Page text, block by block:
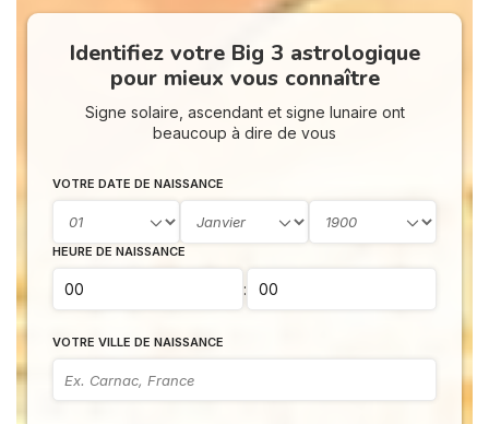
Identifiez votre Big 3 astrologique
pour mieux vous connaître
Signe solaire, ascendant et signe lunaire ont
beaucoup à dire de vous
VOTRE DATE DE NAISSANCE
HEURE DE NAISSANCE
:
VOTRE VILLE DE NAISSANCE